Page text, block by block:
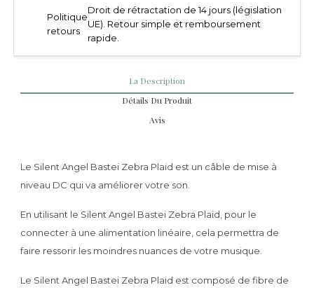
Politique
retours
Droit de rétractation de 14 jours (législation
UE). Retour simple et remboursement
rapide.
La Description
Détails Du Produit
Avis
Le Silent Angel Bastei Zebra Plaid est un câble de mise à
niveau DC qui va améliorer votre son.
En utilisant le Silent Angel Bastei Zebra Plaid, pour le
connecter à une alimentation linéaire, cela permettra de
faire ressorir les moindres nuances de votre musique.
Le Silent Angel Bastei Zebra Plaid est composé de fibre de